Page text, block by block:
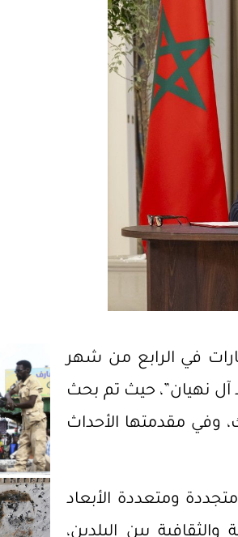
في الرابع من شهر
آل نهيان”، حيث تم بحث
وفي مقدمتها الأحداث
ومتعددة الأبعاد
بين البلدين،